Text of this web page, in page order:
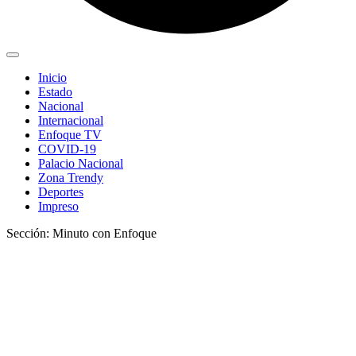
Inicio
Estado
Nacional
Internacional
Enfoque TV
COVID-19
Palacio Nacional
Zona Trendy
Deportes
Impreso
Sección: Minuto con Enfoque